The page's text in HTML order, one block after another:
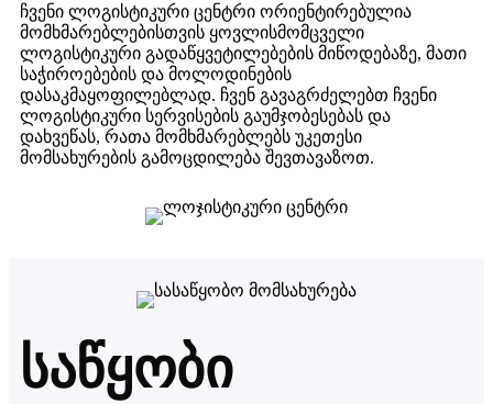
ჩვენი ლოგისტიკური ცენტრი ორიენტირებულია
მომხმარებლებისთვის ყოვლისმომცველი
ლოგისტიკური გადაწყვეტილებების მიწოდებაზე, მათი
საჭიროებების და მოლოდინების
დასაკმაყოფილებლად. ჩვენ გავაგრძელებთ ჩვენი
ლოგისტიკური სერვისების გაუმჯობესებას და
დახვეწას, რათა მომხმარებლებს უკეთესი
მომსახურების გამოცდილება შევთავაზოთ.
საწყობი